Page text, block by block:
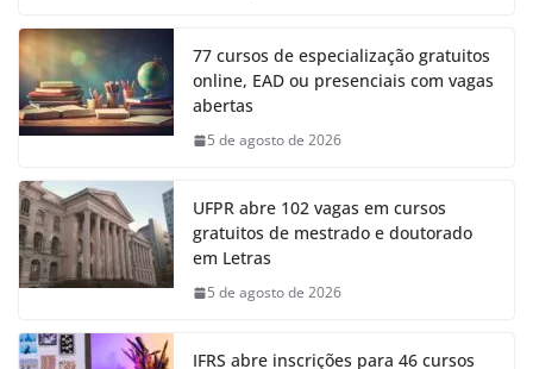
77 cursos de especialização gratuitos
online, EAD ou presenciais com vagas
abertas
5 de agosto de 2026
UFPR abre 102 vagas em cursos
gratuitos de mestrado e doutorado
em Letras
5 de agosto de 2026
IFRS abre inscrições para 46 cursos